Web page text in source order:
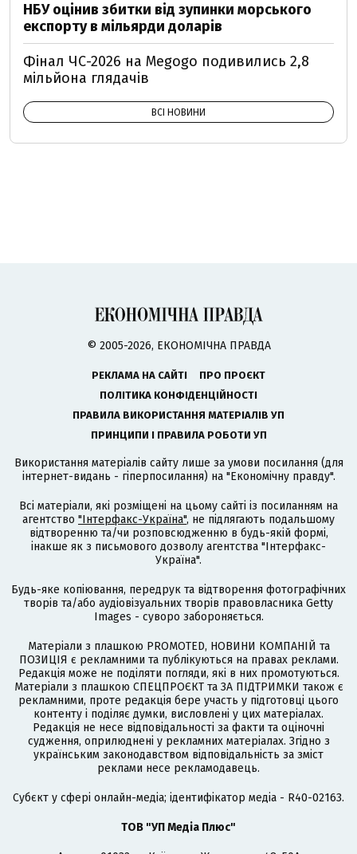
НБУ оцінив збитки від зупинки морського
експорту в мільярди доларів
Фінал ЧС-2026 на Megogo подивились 2,8
мільйона глядачів
ВСІ НОВИНИ
© 2005-2026, ЕКОНОМІЧНА ПРАВДА
РЕКЛАМА НА САЙТІ
ПРО ПРОЄКТ
ПОЛІТИКА КОНФІДЕНЦІЙНОСТІ
ПРАВИЛА ВИКОРИСТАННЯ МАТЕРІАЛІВ УП
ПРИНЦИПИ І ПРАВИЛА РОБОТИ УП
Використання матеріалів сайту лише за умови посилання (для
інтернет-видань - гіперпосилання) на "Економічну правду".
Всі матеріали, які розміщені на цьому сайті із посиланням на
агентство "Інтерфакс-Україна", не підлягають подальшому
відтворенню та/чи розповсюдженню в будь-якій формі,
інакше як з письмового дозволу агентства "Інтерфакс-
Україна".
Будь-яке копіювання, передрук та відтворення фотографічних
творів та/або аудіовізуальних творів правовласника Getty
Images - суворо забороняється.
Матеріали з плашкою PROMOTED, НОВИНИ КОМПАНІЙ та
ПОЗИЦІЯ є рекламними та публікуються на правах реклами.
Редакція може не поділяти погляди, які в них промотуються.
Матеріали з плашкою СПЕЦПРОЄКТ та ЗА ПІДТРИМКИ також є
рекламними, проте редакція бере участь у підготовці цього
контенту і поділяє думки, висловлені у цих матеріалах.
Редакція не несе відповідальності за факти та оціночні
судження, оприлюднені у рекламних матеріалах. Згідно з
українським законодавством відповідальність за зміст
реклами несе рекламодавець.
Cубєкт у сфері онлайн-медіа; ідентифікатор медіа - R40-02163.
ТОВ "УП Медіа Плюс"